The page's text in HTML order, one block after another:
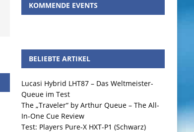
KOMMENDE EVENTS
BELIEBTE ARTIKEL
Lucasi Hybrid LHT87 – Das Weltmeister-
Queue im Test
The „Traveler“ by Arthur Queue – The All-
In-One Cue Review
Test: Players Pure-X HXT-P1 (Schwarz)